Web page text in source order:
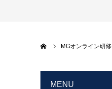
MGオンライン研修
MENU